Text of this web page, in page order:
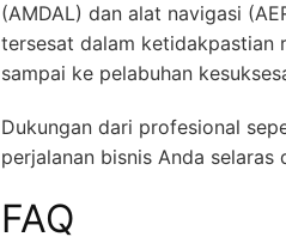
(AMDAL) dan alat navigasi
tersesat dalam ketidakpastian
sampai ke pelabuhan
Dukungan dari profesional
perjalanan bisnis Anda
FAQ